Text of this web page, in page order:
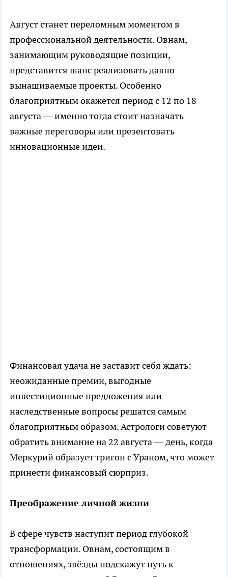
Август станет переломным моментом в
профессиональной деятельности. Овнам,
занимающим руководящие позиции,
представится шанс реализовать давно
вынашиваемые проекты. Особенно
благоприятным окажется период с 12 по 18
августа — именно тогда стоит назначать
важные переговоры или презентовать
инновационные идеи.
Финансовая удача не заставит себя ждать:
неожиданные премии, выгодные
инвестиционные предложения или
наследственные вопросы решатся самым
благоприятным образом. Астрологи советуют
обратить внимание на 22 августа — день, когда
Меркурий образует тригон с Ураном, что может
принести финансовый сюрприз.
Преображение личной жизни
В сфере чувств наступит период глубокой
трансформации. Овнам, состоящим в
отношениях, звёзды подскажут путь к